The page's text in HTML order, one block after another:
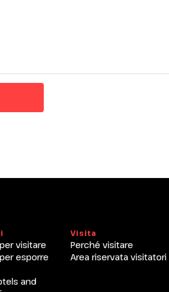
visitare
esporre
and
Visita
Perché visitare
Area riservata visitatori